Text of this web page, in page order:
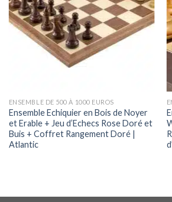
ENSEMBLE DE 500 À 1000 EUROS
Ensemble Echiquier en Bois de Noyer
et Erable + Jeu d’Echecs Rose Doré et
Buis + Coffret Rangement Doré |
Atlantic